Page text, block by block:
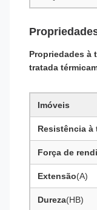
Propriedades à
tratada
Imóveis
Resistência à
Força de
Extensão(A)
Dureza(HB)